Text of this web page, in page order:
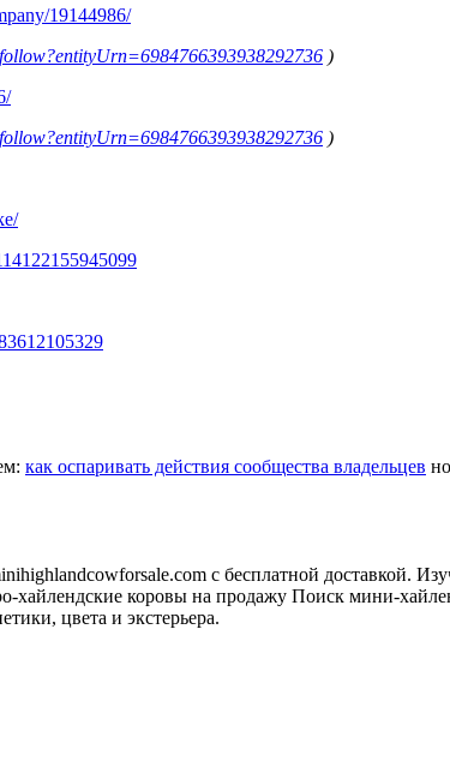
19144986/
)
)
как оспаривать действия сообщества владельцев
с бесплатной доставкой.
хайлендские коровы на продажу Поиск мини-
цвета и экстерьера.